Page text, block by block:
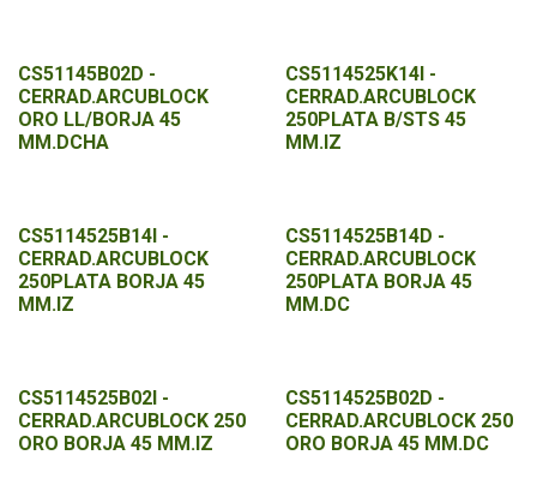
CS51145B02D -
CERRAD.ARCUBLOCK
ORO LL/BORJA 45
MM.DCHA
CS5114525K14I -
CERRAD.ARCUBLOCK
250PLATA B/STS 45
MM.IZ
CS5114525B14I -
CERRAD.ARCUBLOCK
250PLATA BORJA 45
MM.IZ
CS5114525B14D -
CERRAD.ARCUBLOCK
250PLATA BORJA 45
MM.DC
CS5114525B02I -
CERRAD.ARCUBLOCK 250
ORO BORJA 45 MM.IZ
CS5114525B02D -
CERRAD.ARCUBLOCK 250
ORO BORJA 45 MM.DC